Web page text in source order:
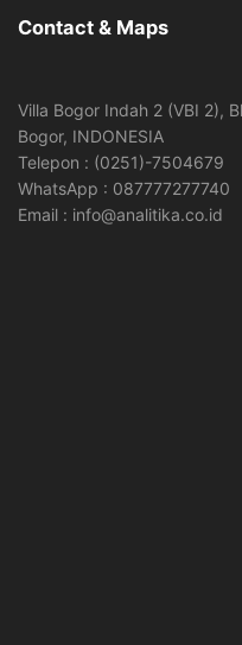
Contact & Maps
Villa Bogor Indah 2 (VBI 2),
Bogor, INDONESIA
Telepon : (0251)-7504679
WhatsApp : 087777277740
Email : info@analitika.co.id